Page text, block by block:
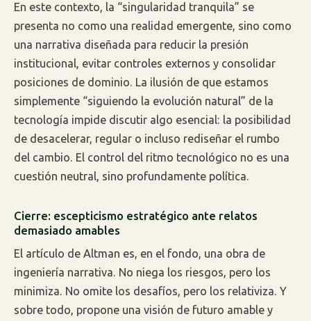
En este contexto, la “singularidad tranquila” se
presenta no como una realidad emergente, sino como
una narrativa diseñada para reducir la presión
institucional, evitar controles externos y consolidar
posiciones de dominio. La ilusión de que estamos
simplemente “siguiendo la evolución natural” de la
tecnología impide discutir algo esencial: la posibilidad
de desacelerar, regular o incluso rediseñar el rumbo
del cambio. El control del ritmo tecnológico no es una
cuestión neutral, sino profundamente política.
Cierre: escepticismo estratégico ante relatos
demasiado amables
El artículo de Altman es, en el fondo, una obra de
ingeniería narrativa. No niega los riesgos, pero los
minimiza. No omite los desafíos, pero los relativiza. Y
sobre todo, propone una visión de futuro amable y